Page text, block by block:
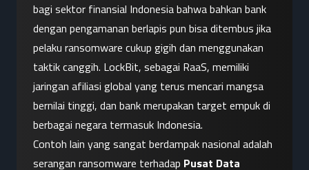
bagi sektor finansial Indonesia bahwa bahkan bank
dengan pengamanan berlapis pun bisa ditembus jika
pelaku ransomware cukup gigih dan menggunakan
taktik canggih. LockBit, sebagai RaaS, memiliki
jaringan afiliasi global yang terus mencari mangsa
bernilai tinggi, dan bank merupakan target empuk di
berbagai negara termasuk Indonesia.
Contoh lain yang sangat berdampak nasional adalah
serangan ransomware terhadap Pusat Data